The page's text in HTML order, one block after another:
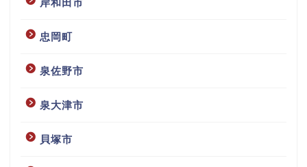
岸和田市
忠岡町
泉佐野市
泉大津市
貝塚市